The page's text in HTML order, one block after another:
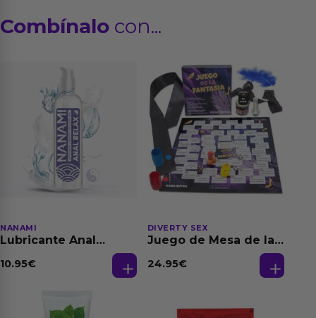
Combínalo con...
NANAMI
Lubricante Anal
Dilatación Base Agua
10.95€
DIVERTY SEX
Juego de Mesa de las
24.95€